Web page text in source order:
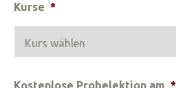
Kurse *
Kostenlose Probelektion am *